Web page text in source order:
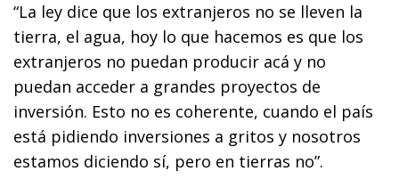
“La ley dice que los extranjeros no se lleven la
tierra, el agua, hoy lo que hacemos es que los
extranjeros no puedan producir acá y no
puedan acceder a grandes proyectos de
inversión. Esto no es coherente, cuando el país
está pidiendo inversiones a gritos y nosotros
estamos diciendo sí, pero en tierras no”.